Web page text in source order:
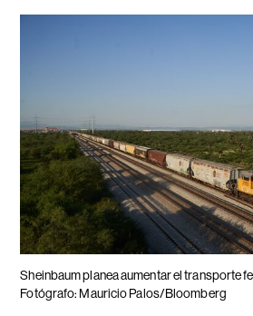
Sheinbaum planea aumentar el transporte
Fotógrafo: Mauricio Palos/Bloomberg